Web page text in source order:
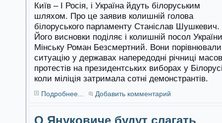
Київ – І Росія, і Україна йдуть білоруським
шляхом. Про це заявив колишній голова
білоруського парламенту Станіслав Шушкевич.
Його висновки поділяє і колишній посол
Мінську Роман Безсмертний. Вони порівнювали
ситуацію у державах напередодні річниці
протестів на президентських виборах у
коли міліція затримала сотні демонстрантів.
Подробнее... Добавить комментарий
О Януковиче будут слагать